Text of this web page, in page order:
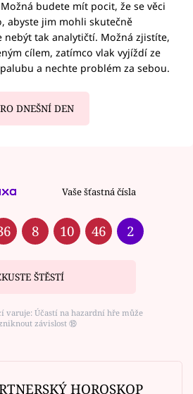
budete mít pocit, že se věci
abyste jim mohli skutečně
nebýt tak analytičtí. Možná zjistíte,
cílem, zatímco vlak vyjíždí ze
a nechte problém za sebou.
DNEŠNÍ DEN
Vaše šťastná čísla
8 10 46 2
ŠTĚSTÍ
varuje: Účastí na hazardní hře může
závislost ⑱
HOROSKOP